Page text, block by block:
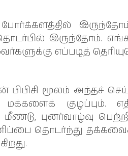
இருந்தோம்.
எப்படித்
பிபிசி மூலம் அந்தச்
குழப்பும்.
புனர்வாழ்வு
தொடர்ந்து